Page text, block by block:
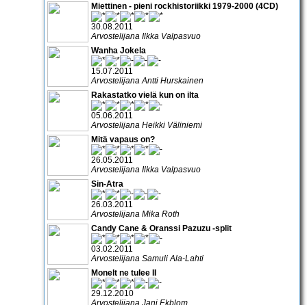
Miettinen - pieni rockhistoriikki 1979-2000 (4CD)
30.08.2011
Arvostelijana Ilkka Valpasvuo
Wanha Jokela
15.07.2011
Arvostelijana Antti Hurskainen
Rakastatko vielä kun on ilta
05.06.2011
Arvostelijana Heikki Väliniemi
Mitä vapaus on?
26.05.2011
Arvostelijana Ilkka Valpasvuo
Sin-Atra
26.03.2011
Arvostelijana Mika Roth
Candy Cane & Oranssi Pazuzu -split
03.02.2011
Arvostelijana Samuli Ala-Lahti
Monelt ne tulee II
29.12.2010
Arvostelijana Jani Ekblom